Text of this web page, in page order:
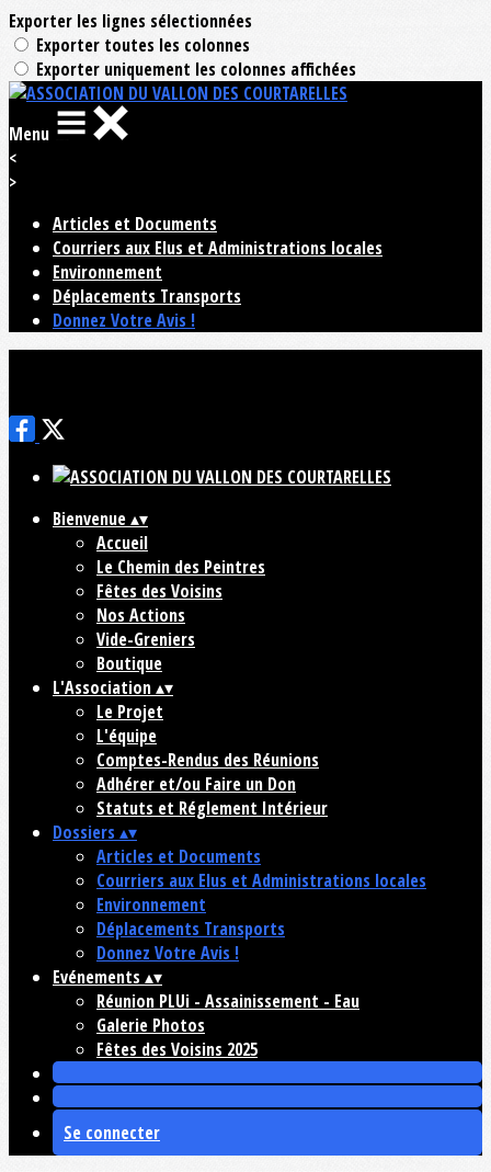
Exporter les lignes sélectionnées
Exporter toutes les colonnes
Exporter uniquement les colonnes affichées
Menu
<
>
Articles et Documents
Courriers aux Elus et Administrations locales
Environnement
Déplacements Transports
Donnez Votre Avis !
Bienvenue▴▾
Accueil
Le Chemin des Peintres
Fêtes des Voisins
Nos Actions
Vide-Greniers
Boutique
L'Association▴▾
Le Projet
L'équipe
Comptes-Rendus des Réunions
Adhérer et/ou Faire un Don
Statuts et Réglement Intérieur
Dossiers ▴▾
Articles et Documents
Courriers aux Elus et Administrations locales
Environnement
Déplacements Transports
Donnez Votre Avis !
Evénements ▴▾
Réunion PLUi - Assainissement - Eau
Galerie Photos
Fêtes des Voisins 2025
Se connecter